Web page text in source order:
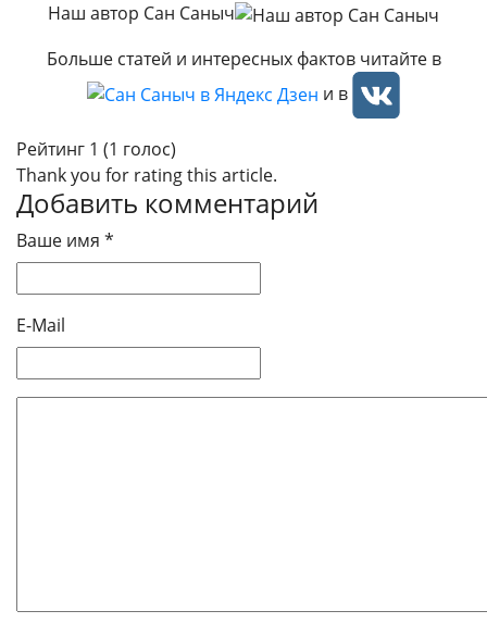
Наш автор Сан Саныч
Больше статей и интересных фактов читайте в
и в
Рейтинг 1 (1 голос)
Thank you for rating this article.
Добавить комментарий
Ваше имя *
E-Mail